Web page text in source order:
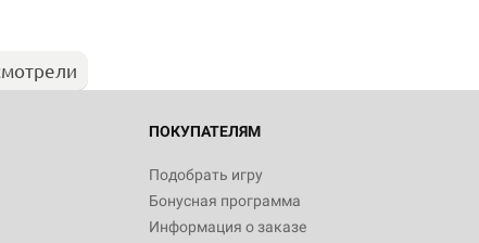
ПОКУПАТЕЛЯМ
Подобрать игру
Бонусная программа
Информация о заказе